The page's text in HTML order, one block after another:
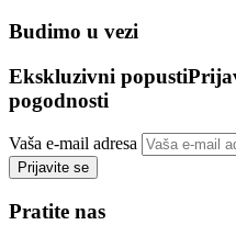
Budimo u vezi
Ekskluzivni popusti
pogodnosti
Vaša e-mail adresa
Prijavite se
Pratite nas